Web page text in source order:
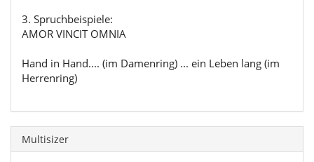
3. Spruchbeispiele:
AMOR VINCIT OMNIA
Hand in Hand.... (im Damenring) ... ein Leben lang (im
Herrenring)
Multisizer